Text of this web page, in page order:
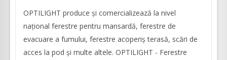
OPTILIGHT produce şi comercializează la nivel
naţional ferestre pentru mansardă, ferestre de
evacuare a fumului, ferestre acoperiş terasă, scări de
acces la pod și multe altele. OPTILIGHT - Ferestre